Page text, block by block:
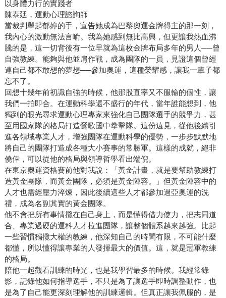
以身體力行的實踐者
陳泰廷，運動心理諮詢師
當裁判舉起郁婷的手，宣告她成為巴黎奧運金牌得主的那一刻，
我內心的激動無法言喻。我為她感到無比高興，但更讓我熱血沸
騰的是，這一切背後有一位早就為這枚金牌布局多年的男人──曾
自強教練。能夠與他並肩作戰，成為團隊的一員，見證這個曾經
連自己都不敢想的夢想──參加奧運，這種榮耀感，讓我一輩子都
忘不了。
回想十幾年前初識自強的時候，他那股直率又不服輸的個性，讓
我們一拍即合。在運動科學還不盛行的年代，當年誰能想到，他
獨到的眼光尋求運動心理專家來強化自己團隊選手的競爭力，甚
至用國家隊的格局打造鶯歌國中拳擊隊。這份遠見，從他後續引
進各領域專業人才，增強團隊在運動科學的優勢，一步步默默地
將自己的團隊打造成各種大小賽事的常勝軍。這樣的成就，絕非
僥倖，可以從他的格局與領導哲學看出端倪。
在東京奧運資格賽前他對我說：「黃金計畫，就是要幫助教練打
造黃金團隊，而黃金團隊，必須是黃金陣容。」但黃金陣容中的
人才也需經壓力淬煉，因此後續這些人才都參加過亞奧運的洗
禮，成為名副其實的黃金團隊。
他不會把所有事情攬在自己身上，而是懂得借力使力，把志同道
合、專業過硬的運科人才拉進團隊，讓整個體系越來越強。比起
一些習慣獨攬大權的教練，他深知自己的時間有限，不可能什麼
都懂，所以懂得讓專業的人發揮最大的價值。這，就是冠軍教練
的格局。
陪他一起觀看訓練的時光，也是我學習最多的時候。我經常錄
影，記錄他如何指導選手，不只是為了讓選手即時調整動作，也
是為了自己能更深刻理解他的訓練邏輯。但真正讓我佩服的，是